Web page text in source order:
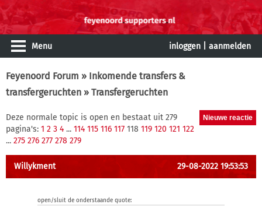
Menu inloggen aanmelden
Feyenoord Forum » Inkomende transfers &
transfergeruchten » Transfergeruchten
Deze normale topic is open en bestaat uit 279
pagina's: 1 2 3 4 ... 114 115 116 117 118 119 120 121 122
... 275 276 277 278 279
Willykment 29-08-2022 19:53:53
open/sluit de onderstaande quote: